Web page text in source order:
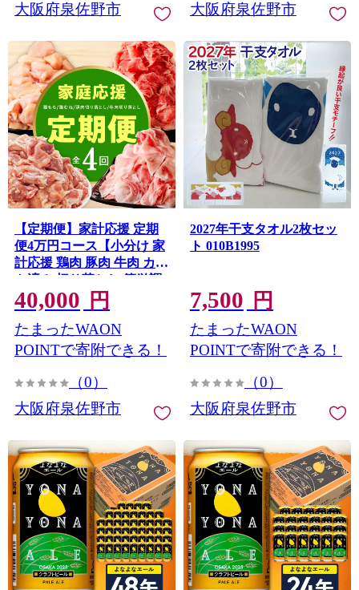
大阪府泉佐野市
大阪府泉佐野市
【定期便】家計応援 定期
便4万円コース【小分け 家
計応援 鶏肉 豚肉 牛肉 カッ
ト済み 切り落とし 簡単調
理】 mrzZ107
40,000 円
たまったWAON
POINTで寄附できる！
（0）
大阪府泉佐野市
2027年干支タオル2枚セッ
ト 010B1995
7,500 円
たまったWAON
POINTで寄附できる！
（0）
大阪府泉佐野市